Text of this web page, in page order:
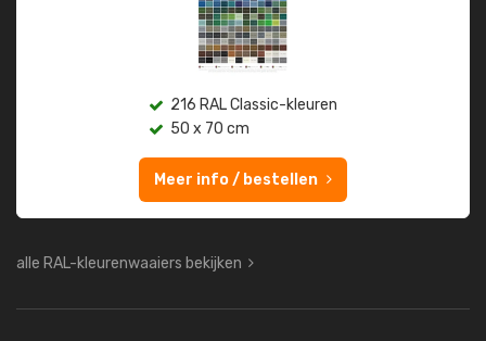
216 RAL Classic-kleuren
50 x 70 cm
Meer info / bestellen
alle RAL-kleurenwaaiers bekijken